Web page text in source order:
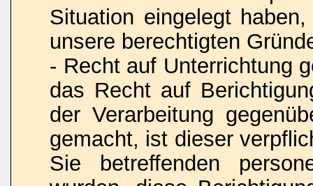
Situation eingelegt
unsere berechtigten
- Recht auf Unterrichtung
das Recht auf
der Verarbeitung
gemacht, ist dieser
Sie betreffenden